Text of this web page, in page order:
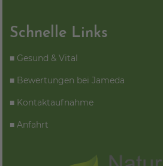
Schnelle Links
■ Gesund & Vital
■ Bewertungen bei Jameda
■ Kontaktaufnahme
■Anfahrt